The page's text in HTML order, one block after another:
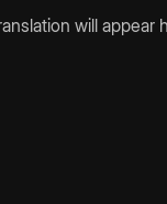
will appear